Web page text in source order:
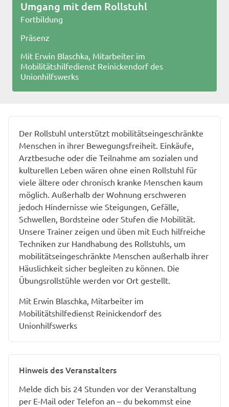
Umgang mit dem Rollstuhl
Fortbildung
Präsenz
Mit Erwin Blaschka, Mitarbeiter im
Mobilitätshilfedienst Reinickendorf des
Unionhilfswerks
Der Rollstuhl unterstützt mobilitätseingeschränkte
Menschen in ihrer Bewegungsfreiheit. Einkäufe,
Arztbesuche oder die Teilnahme am sozialen und
kulturellen Leben wären ohne einen Rollstuhl für
viele ältere oder chronisch kranke Menschen kaum
möglich. Außerhalb der Wohnung erschweren
jedoch Hindernisse wie Steigungen, Gefälle,
Schwellen, Bordsteine oder Stufen die Mobilität.
Unsere Trainer zeigen und üben mit Euch hilfreiche
Techniken zur Handhabung des Rollstuhls, um
mobilitätseingeschränkte Menschen außerhalb ihrer
Häuslichkeit sicher begleiten zu können. Die
Übungsrollstühle werden vor Ort gestellt.
Mit Erwin Blaschka, Mitarbeiter im
Mobilitätshilfedienst Reinickendorf des
Unionhilfswerks
Hinweis des Veranstalters
Melde dich bis 24 Stunden vor der Veranstaltung
per E-Mail oder Telefon an – du bekommst eine